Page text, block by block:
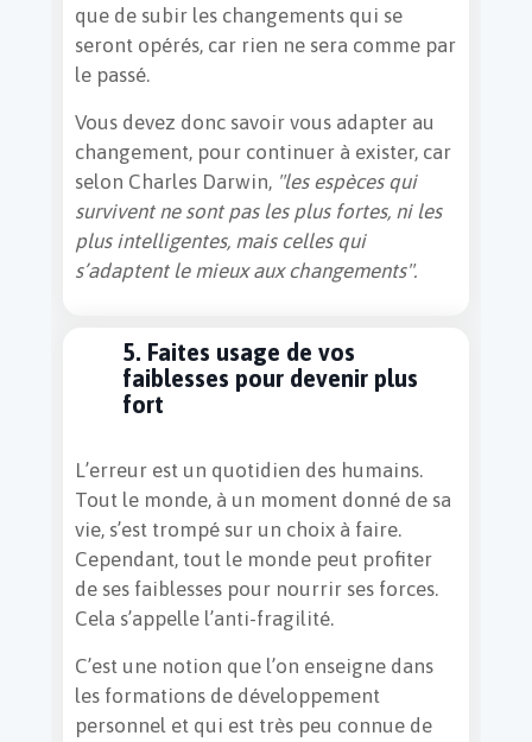
que de subir les changements qui se
seront opérés, car rien ne sera comme par
le passé.
Vous devez donc savoir vous adapter au
changement, pour continuer à exister, car
selon Charles Darwin, "les espèces qui
survivent ne sont pas les plus fortes, ni les
plus intelligentes, mais celles qui
s’adaptent le mieux aux changements".
5. Faites usage de vos
faiblesses pour devenir plus
fort
L’erreur est un quotidien des humains.
Tout le monde, à un moment donné de sa
vie, s’est trompé sur un choix à faire.
Cependant, tout le monde peut profiter
de ses faiblesses pour nourrir ses forces.
Cela s’appelle l’anti-fragilité.
C’est une notion que l’on enseigne dans
les formations de développement
personnel et qui est très peu connue de